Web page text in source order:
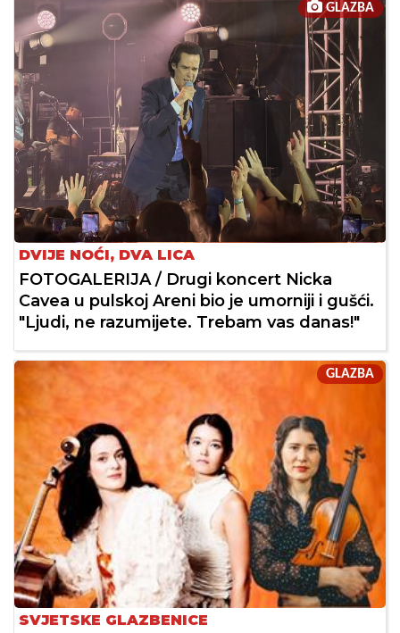
GLAZBA
DVIJE NOĆI, DVA LICA
FOTOGALERIJA / Drugi koncert Nicka
Cavea u pulskoj Areni bio je umorniji i gušći.
"Ljudi, ne razumijete. Trebam vas danas!"
GLAZBA
SVJETSKE GLAZBENICE